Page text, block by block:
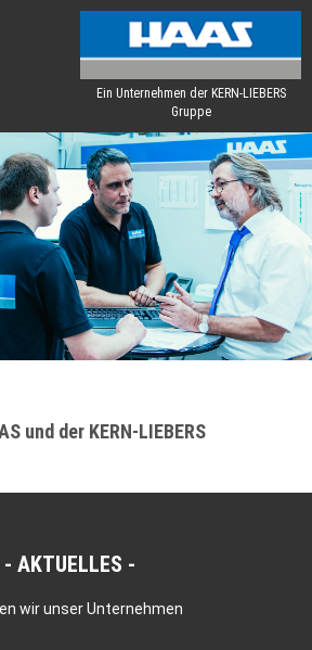
Ein Unternehmen der KERN-LIEBERS
Gruppe
und der KERN-LIEBERS
AKTUELLES
wir unser Unternehmen